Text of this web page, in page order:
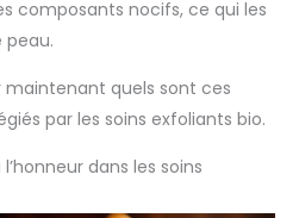
composants nocifs, ce qui les
peau.
quels sont ces
par les soins exfoliants bio.
dans les soins